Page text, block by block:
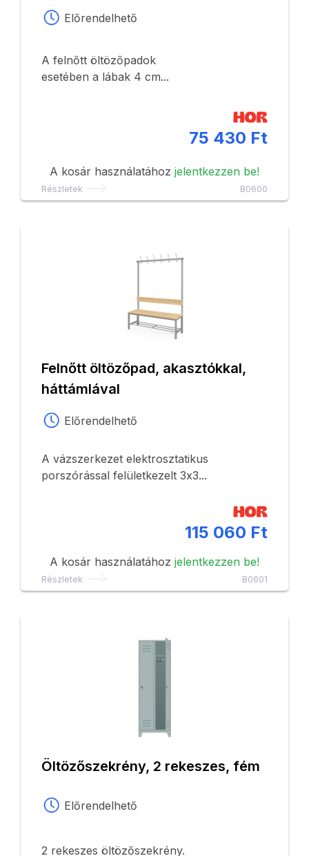
Előrendelhető
A felnőtt öltözőpadok
esetében a lábak 4 cm...
75 430 Ft
A kosár használatához jelentkezzen be!
Részletek B0600
Felnőtt öltözőpad, akasztókkal,
háttámlával
Előrendelhető
A vázszerkezet elektrosztatikus
porszórással felületkezelt 3x3...
115 060 Ft
A kosár használatához jelentkezzen be!
Részletek B0601
Öltözőszekrény, 2 rekeszes, fém
Előrendelhető
2 rekeszes öltözőszekrény.